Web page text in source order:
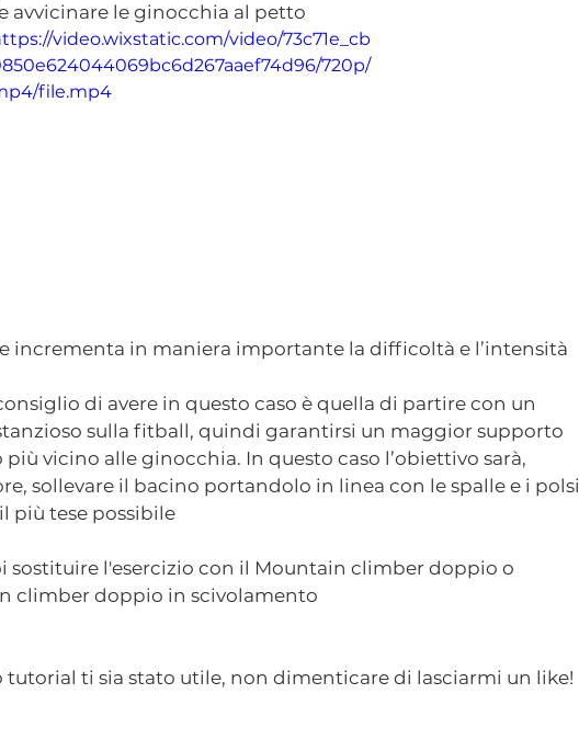
avvicinare le ginocchia al petto
video.wixstatic.com/video/73c71e_cb
720p/
file.mp4
incrementa in maniera importante la difficoltà e l’intensità
di avere in questo caso è quella di partire con un
sulla fitball, quindi garantirsi un maggior supporto
vicino alle ginocchia. In questo caso l’obiettivo sarà,
sollevare il bacino portandolo in linea con le spalle e i polsi
più tese possibile
sostituire l'esercizio con il Mountain climber doppio o
climber doppio in scivolamento
tutorial ti sia stato utile, non dimenticare di lasciarmi un like!